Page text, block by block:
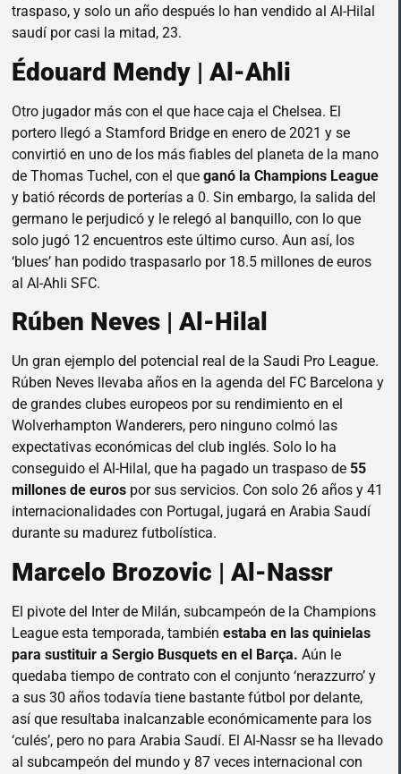
traspaso, y solo un año después lo han vendido al Al-Hilal
saudí por casi la mitad, 23.
Édouard Mendy | Al-Ahli
Otro jugador más con el que hace caja el Chelsea. El
portero llegó a Stamford Bridge en enero de 2021 y se
convirtió en uno de los más fiables del planeta de la mano
de Thomas Tuchel, con el que ganó la Champions League
y batió récords de porterías a 0. Sin embargo, la salida del
germano le perjudicó y le relegó al banquillo, con lo que
solo jugó 12 encuentros este último curso. Aun así, los
‘blues’ han podido traspasarlo por 18.5 millones de euros
al Al-Ahli SFC.
Rúben Neves | Al-Hilal
Un gran ejemplo del potencial real de la Saudi Pro League.
Rúben Neves llevaba años en la agenda del FC Barcelona y
de grandes clubes europeos por su rendimiento en el
Wolverhampton Wanderers, pero ninguno colmó las
expectativas económicas del club inglés. Solo lo ha
conseguido el Al-Hilal, que ha pagado un traspaso de 55
millones de euros por sus servicios. Con solo 26 años y 41
internacionalidades con Portugal, jugará en Arabia Saudí
durante su madurez futbolística.
Marcelo Brozovic | Al-Nassr
El pivote del Inter de Milán, subcampeón de la Champions
League esta temporada, también estaba en las quinielas
para sustituir a Sergio Busquets en el Barça. Aún le
quedaba tiempo de contrato con el conjunto ‘nerazzurro’ y
a sus 30 años todavía tiene bastante fútbol por delante,
así que resultaba inalcanzable económicamente para los
‘culés’, pero no para Arabia Saudí. El Al-Nassr se ha llevado
al subcampeón del mundo y 87 veces internacional con